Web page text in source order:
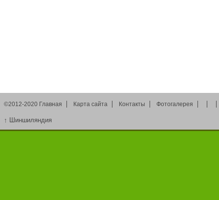
©2012-2020 Главная Карта сайта Контакты Фотогалерея
↑ Шиншиляндия